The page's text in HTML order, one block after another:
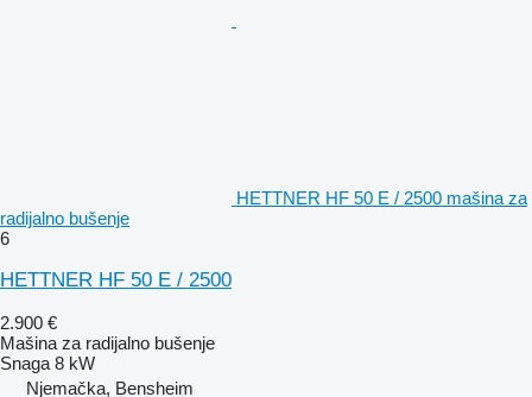
HETTNER HF 50 E / 2500 mašina za
radijalno bušenje
6
HETTNER HF 50 E / 2500
2.900 €
Mašina za radijalno bušenje
Snaga 8 kW
Njemačka, Bensheim